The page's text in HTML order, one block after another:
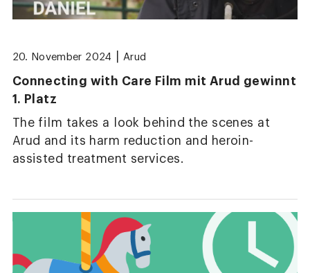
20. November 2024 Arud
Connecting with Care Film mit Arud gewinnt
1. Platz
The film takes a look behind the scenes at
Arud and its harm reduction and heroin-
assisted treatment services.